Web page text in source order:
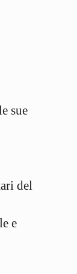
sue
del
e